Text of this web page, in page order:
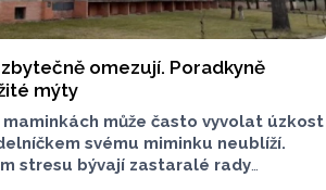
omezují. Poradkyně
mýty
maminkách může často vyvolat úzkost
svému miminku neublíží.
stresu bývají zastaralé rady